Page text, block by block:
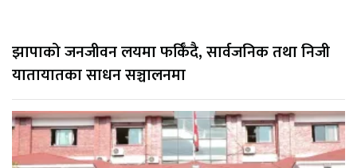
झापाको जनजीवन लयमा फर्किँदै, सार्वजनिक तथा निजी
यातायातका साधन सञ्चालनमा